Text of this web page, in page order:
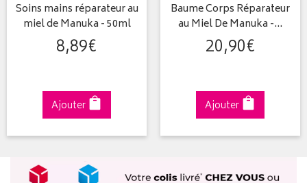
Soins mains réparateur au
miel de Manuka - 50ml
8,89€
Ajouter
Baume Corps Réparateur
au Miel De Manuka -…
20,90€
Ajouter